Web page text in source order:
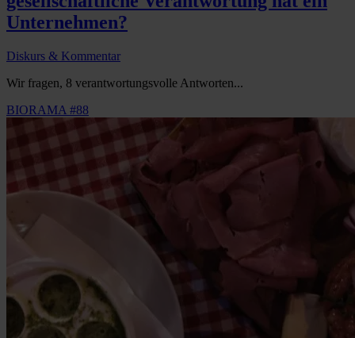
Unternehmen?
Diskurs & Kommentar
Wir fragen, 8 verantwortungsvolle Antworten...
BIORAMA #88